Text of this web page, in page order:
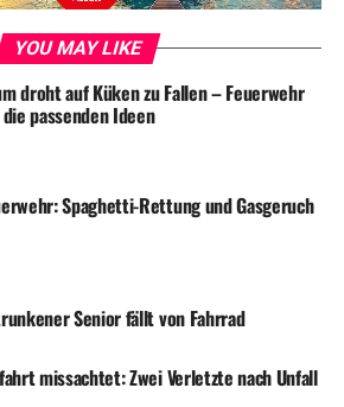
erheblich beschädigt. Der
Unfalls liegt im mittleren
war der
gesperrt.
YOU MAY LIKE
droht auf Küken zu Fallen – Feuerwehr
passenden Ideen
Spaghetti-Rettung und Gasgeruch
Senior fällt von Fahrrad
missachtet: Zwei Verletzte nach Unfall